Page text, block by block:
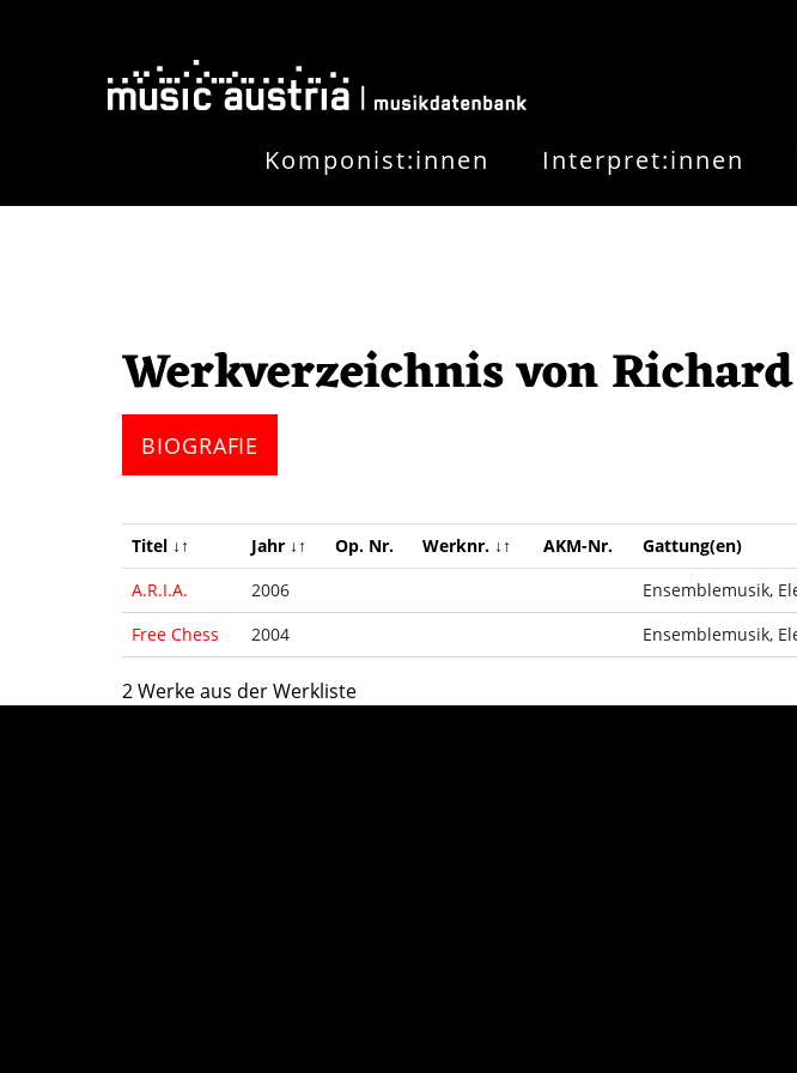
Komponist:innen Interpret:innen
Werkverzeichnis von
BIOGRAFIE
Titel ↓↑ Jahr ↓↑ Op. Nr. Werknr. ↓↑ AKM-Nr. Gattung(en)
A.R.I.A.
2006 Ensemblemusik,
Free Chess
2004 Ensemblemusik,
2 Werke aus der Werkliste